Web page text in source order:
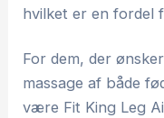
hvilket er en fordel
For dem, der
massage af både
være Fit King Leg